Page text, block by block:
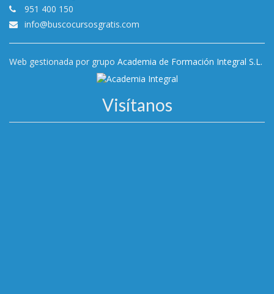
951 400 150
info@buscocursosgratis.com
Web gestionada por grupo Academia de Formación Integral S.L.
Visítanos